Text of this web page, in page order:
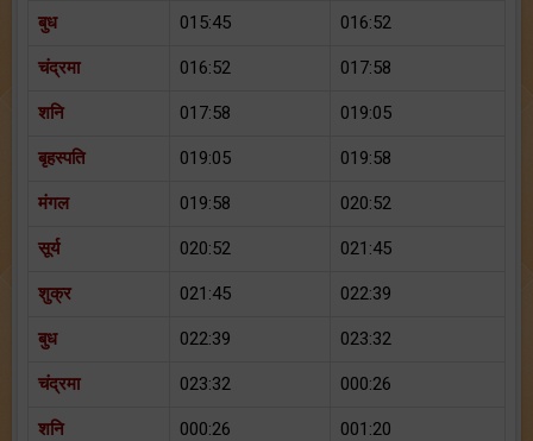
बुध 015:45 016:52
चंद्रमा 016:52 017:58
शनि 017:58 019:05
बृहस्पति 019:05 019:58
मंगल 019:58 020:52
सूर्य 020:52 021:45
शुक्र 021:45 022:39
बुध 022:39 023:32
चंद्रमा 023:32 000:26
शनि 000:26 001:20